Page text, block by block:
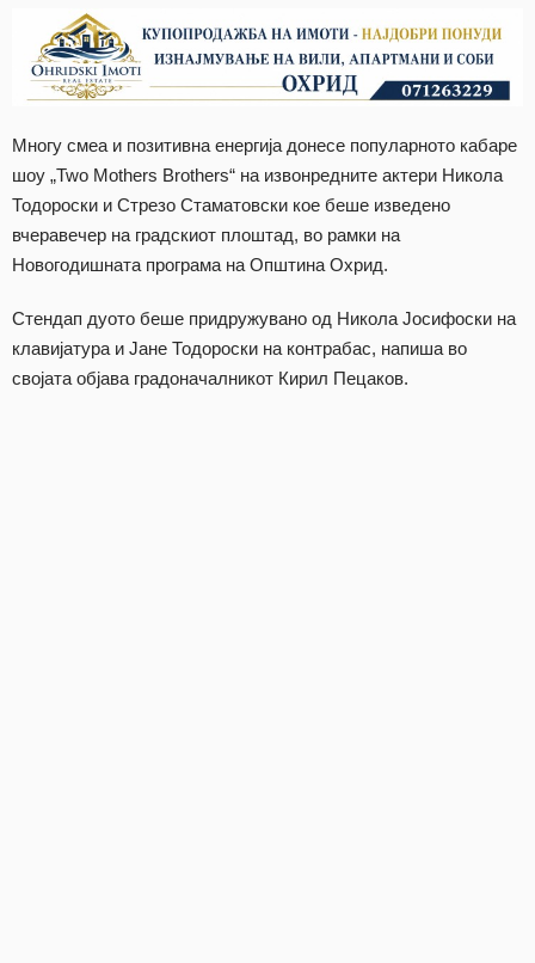
Многу смеа и позитивна енергија донесе популарното кабаре
шоу „Two Mothers Brothers“ на извонредните актери Никола
Тодороски и Стрезо Стаматовски кое беше изведено
вчеравечер на градскиот плоштад, во рамки на
Новогодишната програма на Општина Охрид.
Стендап дуото беше придружувано од Никола Јосифоски на
клавијатура и Јане Тодороски на контрабас, напиша во
својата објава градоначалникот Кирил Пецаков.